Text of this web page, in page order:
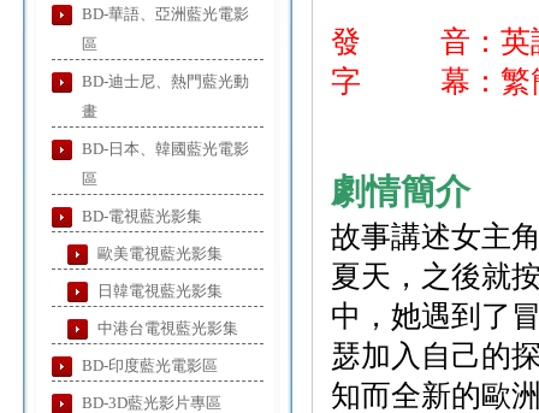
BD-華語、亞洲藍光電影
區
BD-迪士尼、熱門藍光動
畫
BD-日本、韓國藍光電影
區
BD-電視藍光影集
歐美電視藍光影集
日韓電視藍光影集
中港台電視藍光影集
BD-印度藍光電影區
BD-3D藍光影片專區
發 音：英
字 幕：繁簡
劇情簡介
故事講述女主
夏天，之後就
中，她遇到了
瑟加入自己的
知而全新的歐